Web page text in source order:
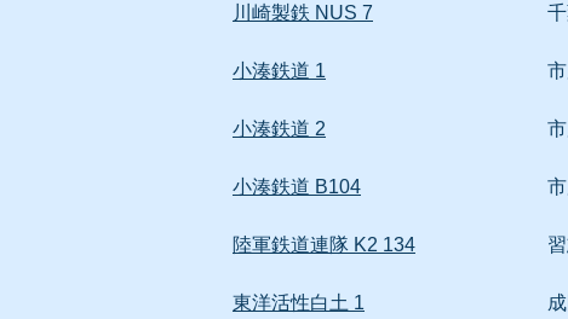
川崎製鉄 NUS 7
小湊鉄道 1
小湊鉄道 2
小湊鉄道 B104
陸軍鉄道連隊 K2 134
東洋活性白土 1